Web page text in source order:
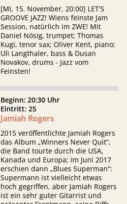
[MI, 15. November, 20:00] LET'S
GROOVE JAZZ! Wiens feinste Jam
Session, natürlich im ZWE! Mit
Daniel Nösig, trumpet; Thomas
Kugi, tenor sax; Oliver Kent, piano;
Uli Langthaler, bass & Dusan
Novakov, drums - Jazz vom
Feinsten!
Beginn: 20:30 Uhr
Eintritt: 25
Jamiah Rogers
2015 veröffentlichte Jamiah Rogers
das Album „Winners Never Quit“,
die Band tourte durch die USA,
Kanada und Europa; im Juni 2017
erschien dann „Blues Superman“:
Supermann ist vielleicht etwas
hoch gegriffen, aber Jamiah Rogers
ist ein sehr guter Gitarrist und